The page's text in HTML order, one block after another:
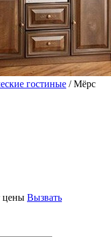
гостиные / Мёрс
цены Вызвать